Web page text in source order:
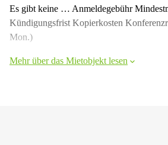
Es gibt keine … Anmeldegebühr
Kündigungsfrist Kopierkosten
Mon.)
Mehr über das Mietobjekt lesen